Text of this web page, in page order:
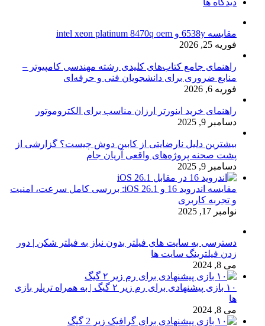
مقایسه 6538y و intel xeon platinum 8470q oem
فوریه 25, 2026
راهنمای جامع کتاب‌های کلیدی رشته مهندسی کامپیوتر –
منابع ضروری برای دانشجویان فنی و حرفه‌ای
فوریه 6, 2026
راهنمای خرید اینورتر ارزان مناسب برای الکتروموتور
دسامبر 9, 2025
بیشترین دلیل نارضایتی از کابین دوش چیست؟ گزارشی از
پشت صحنه پروژه‌های واقعی آریان جام
دسامبر 9, 2025
مقایسه اندروید 16 و iOS 26.1: بررسی کامل سرعت، امنیت
و تجربه کاربری
نوامبر 17, 2025
دسترسی به سایت های فیلتر بدون نیاز به فیلتر شکن | دور
زدن فیلترینگ سایت ها
می 8, 2024
۱۰ بازی پیشنهادی برای رم زیر ۲ گیگ | به همراه تریلر بازی
ها
می 8, 2024